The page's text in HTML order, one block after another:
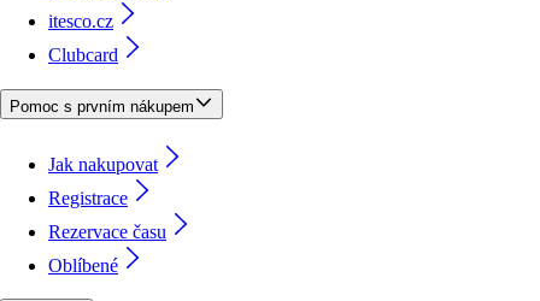
itesco.cz
Clubcard
Pomoc s prvním nákupem
Jak nakupovat
Registrace
Rezervace času
Oblíbené